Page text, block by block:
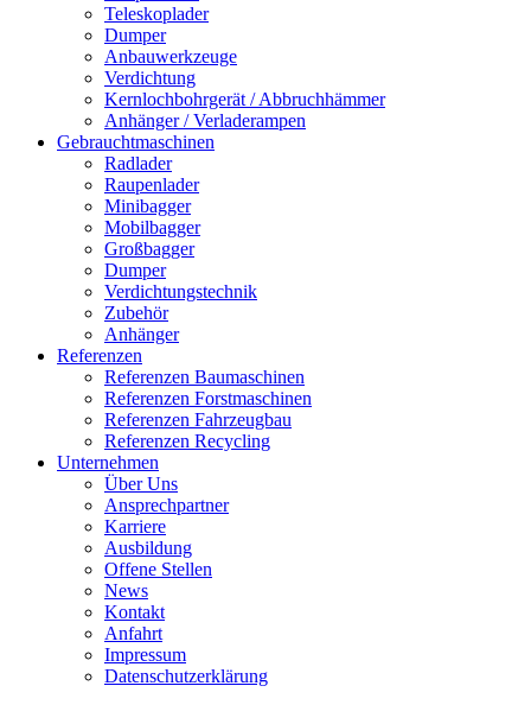
Teleskoplader
Dumper
Anbauwerkzeuge
Verdichtung
Kernlochbohrgerät / Abbruchhämmer
Anhänger / Verladerampen
Gebrauchtmaschinen
Radlader
Raupenlader
Minibagger
Mobilbagger
Großbagger
Dumper
Verdichtungstechnik
Zubehör
Anhänger
Referenzen
Referenzen Baumaschinen
Referenzen Forstmaschinen
Referenzen Fahrzeugbau
Referenzen Recycling
Unternehmen
Über Uns
Ansprechpartner
Karriere
Ausbildung
Offene Stellen
News
Kontakt
Anfahrt
Impressum
Datenschutzerklärung